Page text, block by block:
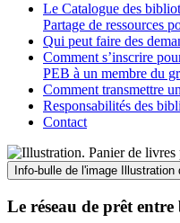
Le Catalogue des
Partage de ressources
Qui peut faire des
Comment s’inscrire
PEB à un membre du
Comment transmettre
Responsabilités des
Contact
Info-bulle de l'image
Le réseau de prêt